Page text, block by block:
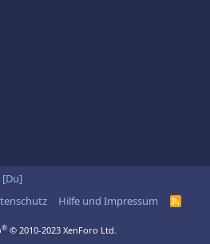
[Du]
Hilfe und Impressum
R
® © 2010-2023 XenForo Ltd.